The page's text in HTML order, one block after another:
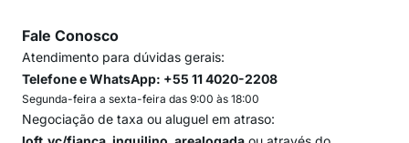
Fale Conosco
Atendimento para dúvidas gerais:
Telefone e WhatsApp: +55 11 4020-2208
Segunda-feira a sexta-feira das 9:00 às 18:00
Negociação de taxa ou aluguel em atraso: